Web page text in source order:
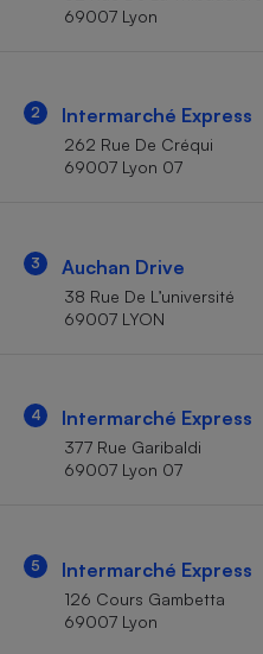
69007 Lyon
2 Intermarché Express
262 Rue De Créqui
69007 Lyon 07
3 Auchan Drive
38 Rue De L’université
69007 LYON
4 Intermarché Express
377 Rue Garibaldi
69007 Lyon 07
5 Intermarché Express
126 Cours Gambetta
69007 Lyon